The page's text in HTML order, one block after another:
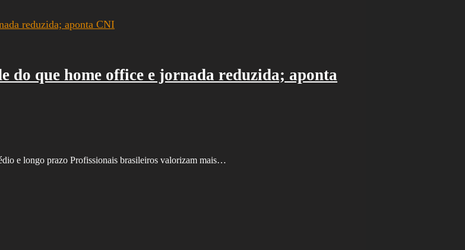
do que home office e jornada reduzida; aponta
e longo prazo Profissionais brasileiros valorizam mais…